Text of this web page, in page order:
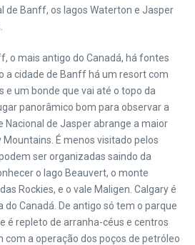
de Banff, os lagos Waterton e Jasper
o mais antigo do Canadá, há fontes
a cidade de Banff há um resort com
e um bonde que vai até o topo da
panorâmico bom para observar a
Nacional de Jasper abrange a maior
É menos visitado pelos
ser organizadas saindo da
o lago Beauvert, o monte
Rockies, e o vale Maligen. Calgary é
Canadá. De antigo só tem o parque
é repleto de arranha-céus e centros
com a operação dos poços de petróleo